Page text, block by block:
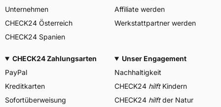
Unternehmen
CHECK24 Österreich
CHECK24 Spanien
Affiliate werden
Werkstattpartner werden
CHECK24 Zahlungsarten
PayPal
Kreditkarten
Sofortüberweisung
Unser Engagement
Nachhaltigkeit
CHECK24 hilftKindern
CHECK24 hilftder Natur